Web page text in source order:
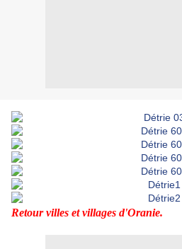
Retour villes et villages d'Oranie.